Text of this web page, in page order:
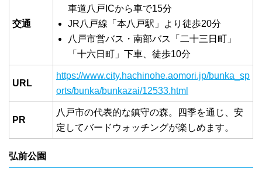
交通
車道八戸ICから車で15分
JR八戸線「本八戸駅」より徒歩20分
八戸市営バス・南部バス「二十三日町」
「十六日町」下車、徒歩10分
URL
https://www.city.hachinohe.aomori.jp/bunka_sp
orts/bunka/bunkazai/12533.html
PR
八戸市の代表的な鎮守の森。四季を通じ、安
定してバードウォッチングが楽しめます。
弘前公園